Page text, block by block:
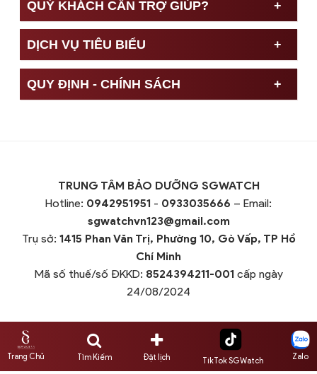
QUÝ KHÁCH CẦN TRỢ GIÚP?
DỊCH VỤ TIÊU BIỂU
QUY ĐỊNH - CHÍNH SÁCH
TRUNG TÂM BẢO DƯỠNG SGWATCH
Hotline: 0942951951 - 0933035666 – Email:
sgwatchvn123@gmail.com
Trụ sở: 1415 Phan Văn Trị, Phường 10, Gò Vấp, TP Hồ
Chí Minh
Mã số thuế/số ĐKKD: 8524394211-001 cấp ngày
24/08/2024
Trang Chủ Tìm Kiếm Đặt lịch TikTok SGWatch Zalo